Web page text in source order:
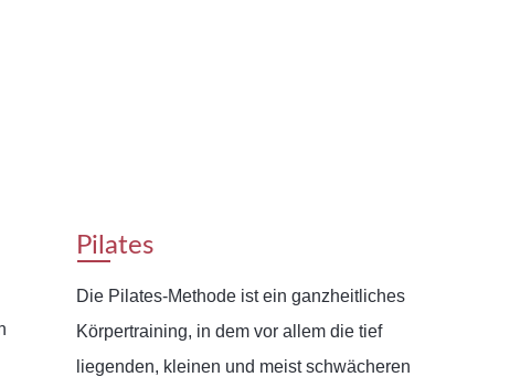
Pilates
Die Pilates-Methode ist ein ganzheitliches
Körpertraining, in dem vor allem die tief
liegenden, kleinen und meist schwächeren